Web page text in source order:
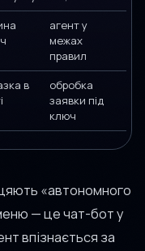
агент у
межах
правил
в
обробка
заявки під
ключ
«автономного
— це чат-бот у
впізнається за